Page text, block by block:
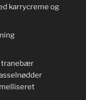
karrycreme og
tranebær